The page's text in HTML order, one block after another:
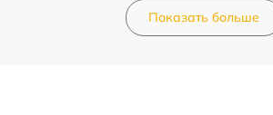
Показать больше